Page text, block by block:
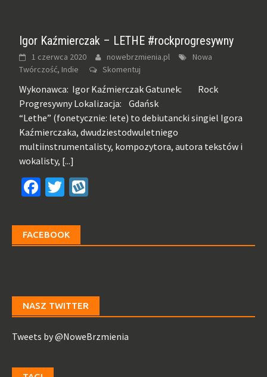
Igor Kaźmierczak – LETHE #rockprogresywny
1 czerwca 2020 nowebrzmienia.pl
Nowa
Twórczość, Indie
Skomentuj
Wykonawca: Igor Kaźmierczak Gatunek: Rock
Progresywny Lokalizacja: Gdańsk
“Lethe” (fonetycznie: lete) to debiutancki singiel Igora
Kaźmierczaka, dwudziestodwuletniego
multiinstrumentalisty, kompozytora, autora tekstów i
wokalisty, [...]
Facebook
Twitter
FACEBOOK
NASZ TWITTER
Tweets by @NoweBrzmienia